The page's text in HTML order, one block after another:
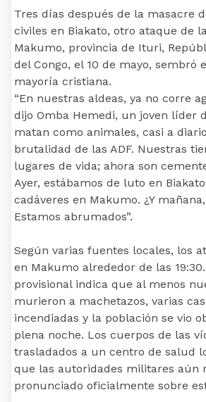
Tres días después de la masacre
civiles en Biakato, otro ataque de
Makumo, provincia de Ituri,
del Congo, el 10 de mayo, sembró
mayoría cristiana.
“En nuestras aldeas, ya no corre
dijo Omba Hemedi, un joven líder
matan como animales, casi a
brutalidad de las ADF. Nuestras
lugares de vida; ahora son
Ayer, estábamos de luto en
cadáveres en Makumo. ¿Y
Estamos abrumados”.
Según varias fuentes locales, los
en Makumo alrededor de las
provisional indica que al menos
murieron a machetazos, varias
incendiadas y la población se vio
plena noche. Los cuerpos de las
trasladados a un centro de salud
que las autoridades militares aún
pronunciado oficialmente sobre